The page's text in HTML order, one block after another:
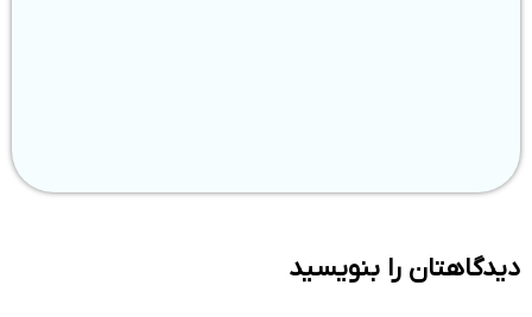
دیدگاهتان را بنویسید